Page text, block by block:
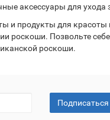
аксессуары для ухода
и продукты для красоты
роскоши. Позвольте
роскоши.
Подписаться